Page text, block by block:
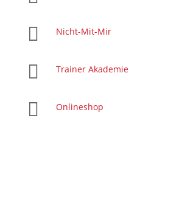

Nicht-Mit-Mir
 Trainer Akademie
 Onlineshop